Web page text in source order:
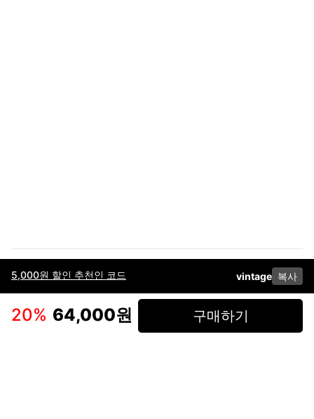
5,000원 할인 추천인 코드 vintage 복사
20% 64,000원 구매하기
이용약관고객센터판매개인정보 처리방침사업자 정보다운로드
인스타그램
페이스북